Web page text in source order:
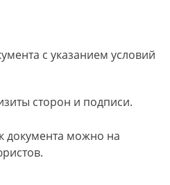
с указанием условий
сторон и подписи.
документа можно на